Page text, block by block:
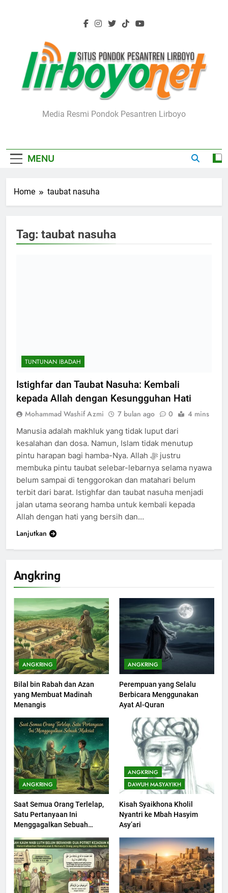
Lirboyo.net
Media Resmi Pondok Pesantren Lirboyo
MENU
Home taubat nasuha
Angkring
ANGKRING
Bilal bin Rabah dan Azan
yang Membuat Madinah
Menangis
ANGKRING
Perempuan yang Selalu
Berbicara Menggunakan
Ayat Al-Quran
ANGKRING
Saat Semua Orang Terlelap,
Satu Pertanyaan Ini
Menggagalkan Sebuah
ANGKRING
DAWUH MASYAYIKH
Kisah Syaikhona Kholil
Nyantri ke Mbah Hasyim
Asy’ari
200
Khutbah Idul Fitri di Rumah
KHUTBAH
201
Khutbah jumat: Sejarah
Seebagai Pembangkit Jiwa
KHUTBAH
202
Bisa Diterima
KHUTBAH
203
Tag: taubat nasuha
TUNTUNAN IBADAH
Istighfar dan Taubat Nasuha: Kembali
kepada Allah dengan Kesungguhan Hati
Mohammad Washif Azmi 7 bulan ago 0 4 mins
Manusia adalah makhluk yang tidak luput dari
kesalahan dan dosa. Namun, Islam tidak menutup
pintu harapan bagi hamba-Nya. Allah ﷻ justru
membuka pintu taubat selebar-lebarnya selama nyawa
belum sampai di tenggorokan dan matahari belum
terbit dari barat. Istighfar dan taubat nasuha menjadi
jalan utama seorang hamba untuk kembali kepada
Allah dengan hati yang bersih dan…
Lanjutkan